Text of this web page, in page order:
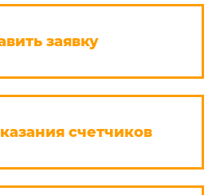
заявку
счетчиков